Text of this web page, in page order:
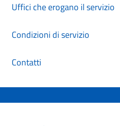
Uffici che erogano il servizio
Condizioni di servizio
Contatti